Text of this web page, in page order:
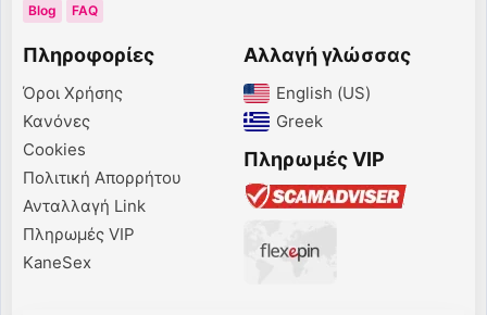
Blog
FAQ
Πληροφορίες
Όροι Χρήσης
Κανόνες
Cookies
Πολιτική Απορρήτου
Ανταλλαγή Link
Πληρωμές VIP
KaneSex
Αλλαγή γλώσσας
English (US)‎
Greek‎
Πληρωμές VIP